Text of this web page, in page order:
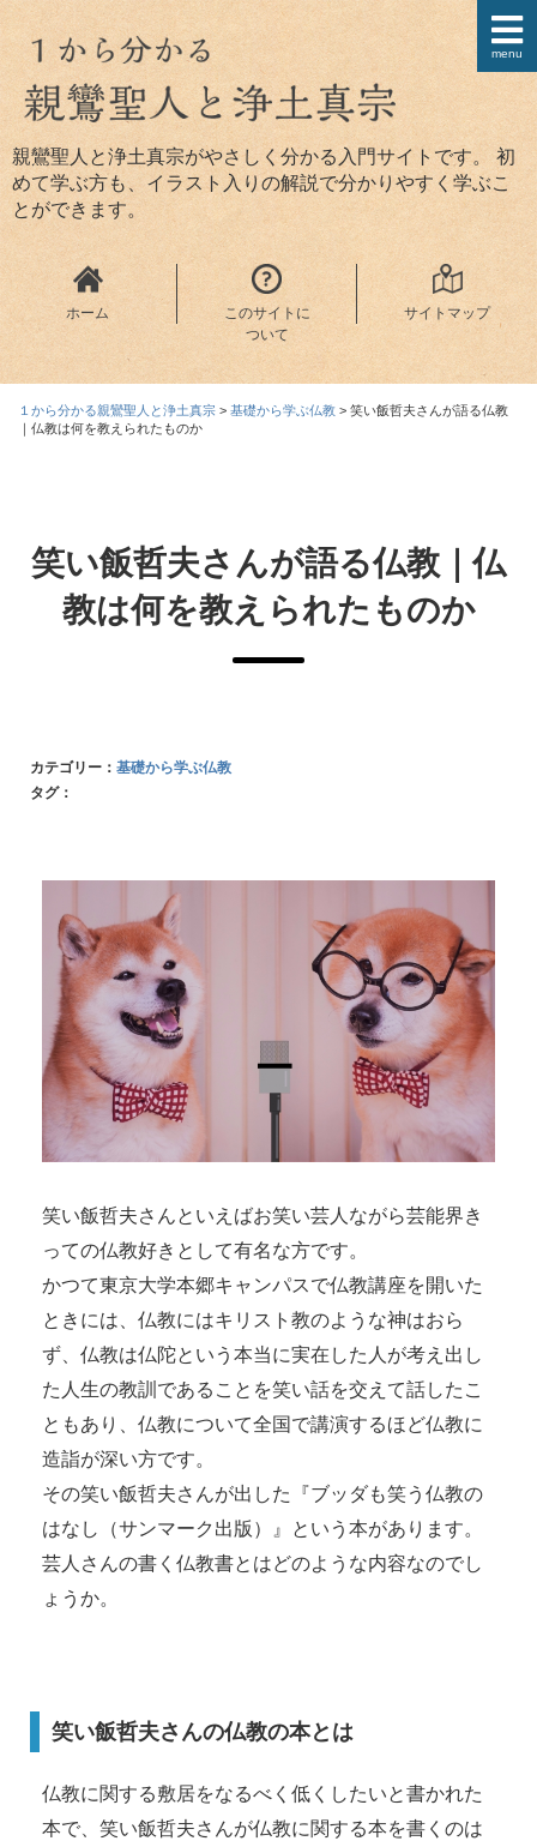
menu
ホーム
このサイトに
ついて
サイトマップ
親鸞聖人と浄土真宗がやさしく分かる入門サイトです。 初
めて学ぶ方も、イラスト入りの解説で分かりやすく学ぶこ
とができます。
１から分かる親鸞聖人と浄土真宗 > 基礎から学ぶ仏教 > 笑い飯哲夫さんが語る仏教
｜仏教は何を教えられたものか
笑い飯哲夫さんが語る仏教｜仏
教は何を教えられたものか
カテゴリー： 基礎から学ぶ仏教
タグ：
笑い飯哲夫さんといえばお笑い芸人ながら芸能界き
っての仏教好きとして有名な方です。
かつて東京大学本郷キャンパスで仏教講座を開いた
ときには、仏教にはキリスト教のような神はおら
ず、仏教は仏陀という本当に実在した人が考え出し
た人生の教訓であることを笑い話を交えて話したこ
ともあり、仏教について全国で講演するほど仏教に
造詣が深い方です。
その笑い飯哲夫さんが出した『ブッダも笑う仏教の
はなし（サンマーク出版）』という本があります。
芸人さんの書く仏教書とはどのような内容なのでし
ょうか。
笑い飯哲夫さんの仏教の本とは
仏教に関する敷居をなるべく低くしたいと書かれた
本で、笑い飯哲夫さんが仏教に関する本を書くのは